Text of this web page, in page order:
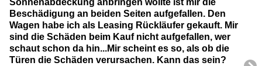
Sonnenabdeckung anbringen wollte ist mir die
Beschädigung an beiden Seiten aufgefallen. Den
Wagen habe ich als Leasing Rückläufer gekauft. Mir
sind die Schäden beim Kauf nicht aufgefallen, wer
schaut schon da hin...Mir scheint es so, als ob die
Türen die Schäden verursachen. Kann das sein?